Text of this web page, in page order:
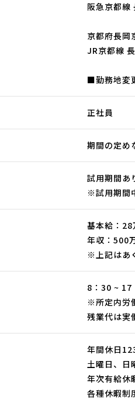
阪急京都線
京都府長岡
JR京都線
■勤務地変
正社員
期間の定め
試用期間あ
※試用期間
基本給：
年収：500
※上記はあ
8：30 ~ 17
※所定内労
残業代は実
年間休日
土曜日、日
年次有給休
各種休暇制